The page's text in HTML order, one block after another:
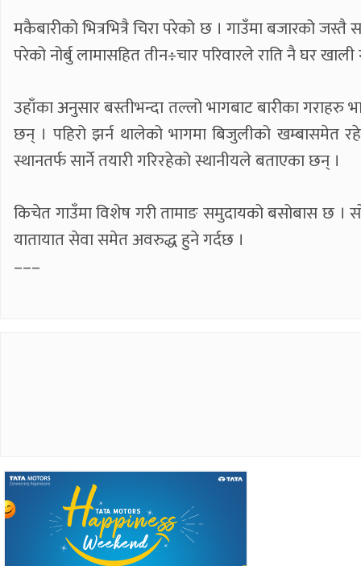
मकैबारीको भित्रभित्रै चिरा परेको छ । गाउँमा बजारको
परेको नोर्बु लामासहित तीन÷चार परिवारले राति नै घर
उहाँका अनुसार बस्तीभन्दा तल्लो भागबाट बारीका गराहरु
छन् । पहिरो झर्न थालेको भागमा बिजुलीको खम्बासमेत
स्थानतर्फ सार्ने तयारी गरिरहेको स्थानीयले बताएका छन् ।
किचेत गाउँमा विशेष गरी तामाङ समुदायको बसोबास छ ।
यातायात सेवा समेत अवरुद्ध हुने गर्दछ ।
–––